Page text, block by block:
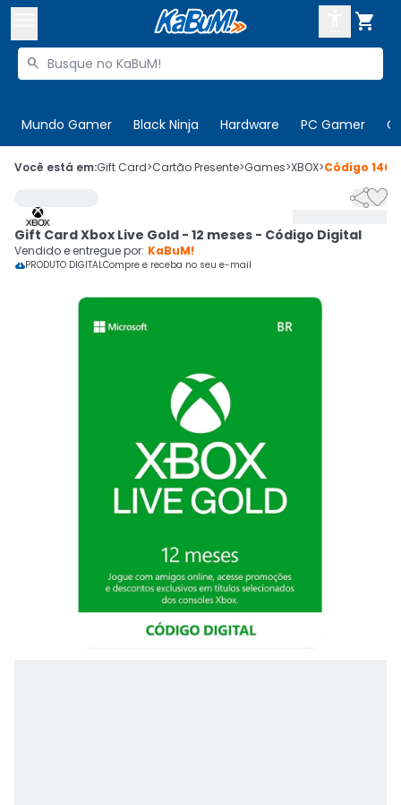

Buscar produtos

Mundo Gamer Black Ninja Hardware PC Gamer
 Olá. Acesse sua conta

Cupons
Ativar tradutor em libras
CADASTRE-SE
Você está em:Gift Card>Cartão Presente>Games>XBOX>Código

Gift Card Xbox Live Gold - 12 meses - Código Digital
Vendido e entregue por: KaBuM!
PRODUTO DIGITALCompre e receba no seu e-mail